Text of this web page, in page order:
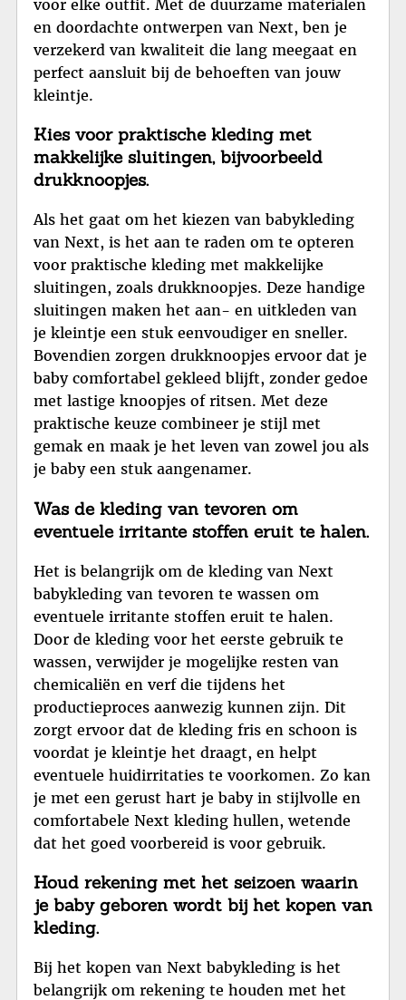
voor elke outfit. Met de duurzame materialen
en doordachte ontwerpen van Next, ben je
verzekerd van kwaliteit die lang meegaat en
perfect aansluit bij de behoeften van jouw
kleintje.
Kies voor praktische kleding met
makkelijke sluitingen, bijvoorbeeld
drukknoopjes.
Als het gaat om het kiezen van babykleding
van Next, is het aan te raden om te opteren
voor praktische kleding met makkelijke
sluitingen, zoals drukknoopjes. Deze handige
sluitingen maken het aan- en uitkleden van
je kleintje een stuk eenvoudiger en sneller.
Bovendien zorgen drukknoopjes ervoor dat je
baby comfortabel gekleed blijft, zonder gedoe
met lastige knoopjes of ritsen. Met deze
praktische keuze combineer je stijl met
gemak en maak je het leven van zowel jou als
je baby een stuk aangenamer.
Was de kleding van tevoren om
eventuele irritante stoffen eruit te halen.
Het is belangrijk om de kleding van Next
babykleding van tevoren te wassen om
eventuele irritante stoffen eruit te halen.
Door de kleding voor het eerste gebruik te
wassen, verwijder je mogelijke resten van
chemicaliën en verf die tijdens het
productieproces aanwezig kunnen zijn. Dit
zorgt ervoor dat de kleding fris en schoon is
voordat je kleintje het draagt, en helpt
eventuele huidirritaties te voorkomen. Zo kan
je met een gerust hart je baby in stijlvolle en
comfortabele Next kleding hullen, wetende
dat het goed voorbereid is voor gebruik.
Houd rekening met het seizoen waarin
je baby geboren wordt bij het kopen van
kleding.
Bij het kopen van Next babykleding is het
belangrijk om rekening te houden met het